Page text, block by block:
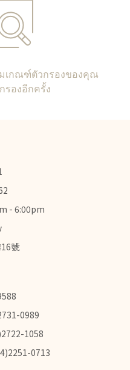
เกณฑ์ตัวกรองของคุณ
องอีกครั้ง
- 6:00pm
號
0989
1058
0713